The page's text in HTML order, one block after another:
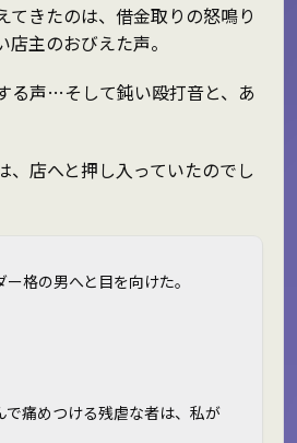
てきたのは、借金取りの怒鳴り
主のおびえた声。
る声…そして鈍い殴打音と、あ
、店へと押し入っていたのでし
格の男へと目を向けた。
で痛めつける残虐な者は、私が